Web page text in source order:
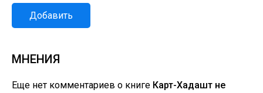
Добавить
МНЕНИЯ
Еще нет комментариев о книге Карт-Хадашт не